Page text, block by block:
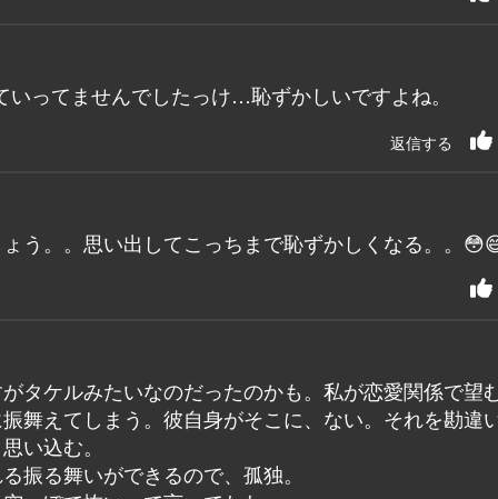
ってませんでしたっけ…恥ずかしいですよね。
返信する
う。。思い出してこっちまで恥ずかしくなる。。
タケルみたいなのだったのかも。私が恋愛関係で望
舞えてしまう。彼自身がそこに、ない。それを勘違
い込む。
振る舞いができるので、孤独。